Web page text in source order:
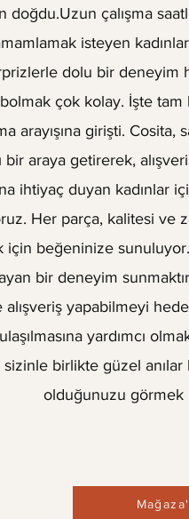
doğdu.Uzun çalışma
isteyen
dolu bir deneyim
çok kolay. İşte tam
arayışına girişti.
bir araya getirerek,
ihtiyaç duyan kadınlar
Her parça, kalitesi ve
beğeninize
bir deneyim
alışveriş yapabilmeyi
yardımcı
birlikte güzel
olduğunuzu görmek